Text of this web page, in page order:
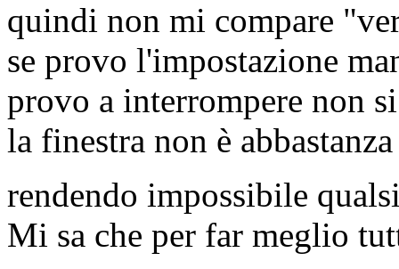
quindi non mi compare
se provo l'impostazione
provo a interrompere non
la finestra non è
rendendo impossibile
Mi sa che per far meglio